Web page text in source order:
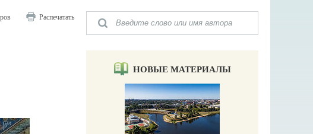
Распечатать
НОВЫЕ МАТЕРИАЛЫ